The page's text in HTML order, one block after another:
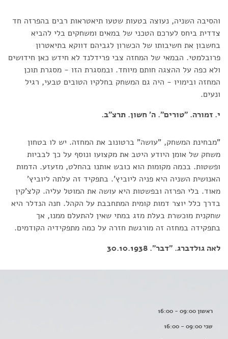
והסיבה השניה, נעוצה בטעות שטעו תיאטראות רבים בהפרזה חד
צדדית ביחס לערכם הטכני של במאים ומשחקים בלי להביא
בחשבון את חשיבותו של הכשרון לגביהם דווקא בתיאטרון
פרובלמטי. הבמאי של המחזה צבי פרידלנד לא חידש כאן חידושים
ולא כפה על ההצגה חותם מיוחד. ובמסגרת הזו - מסגרת תוכן
המחזה ובימויו - היה גם המשחק בחלקיו הטובים טבעי, רגיל
ונעים.
י. זמורה. "טורים". ה' חשון. תרצ"ב.
"מבחינת המשחק, "עושה" ברטונוב את המחזה. יש לו בטחון
משחק של אומן היודע היטב את מקצועו ונוסף על כך לבביות
ופשטות. בכמה מקומות הוא כובש אותנו בהחלט, מזעזע. הדמות
האנושית השניה היא פניה ליוביץ'. בתפקיד זה עלתה ליוביץ'
מאוד. בלי הפרזה ובפשטות היא עושה את המוטל עליה. קלצ'קין
בדרך כלל יוצר דמות קומית המתחבבת על הקהל. חנה הנדלר היא
שחקנית מוכשרת בעלת מזג במתי שאין להתעלם ממנו, אך
בתפקידה במחזה זה מורגשת חזרה על כמה מתפקידיה הקודמים.
לאה גולדברג. "דבר". 30.10.1938
ראשון 09:00 - 16:00
שני 09:00 - 16:00